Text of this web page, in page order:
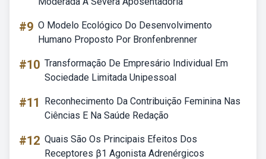
#9 O Modelo Ecológico Do Desenvolvimento
Humano Proposto Por Bronfenbrenner
#10 Transformação De Empresário Individual Em
Sociedade Limitada Unipessoal
#11
Reconhecimento Da Contribuição Feminina Nas
Ciências E Na Saúde Redação
#12 Quais São Os Principais Efeitos Dos
Receptores β1 Agonista Adrenérgicos